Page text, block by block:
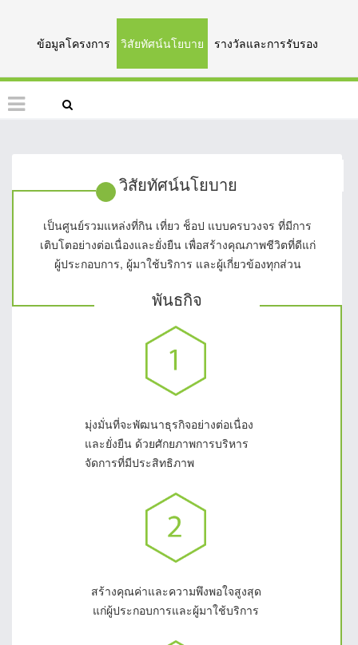
ข้อมูลโครงการ วิสัยทัศน์นโยบาย รางวัลและการรับรอง
วิสัยทัศน์นโยบาย
เป็นศูนย์รวมแหล่งที่กิน เที่ยว ช็อป แบบครบวงจร ที่มีการ
เติบโตอย่างต่อเนื่องและยั่งยืน เพื่อสร้างคุณภาพชีวิตที่ดีแก่
ผู้ประกอบการ, ผู้มาใช้บริการ และผู้เกี่ยวข้องทุกส่วน
พันธกิจ
มุ่งมั่นที่จะพัฒนาธุรกิจอย่างต่อเนื่อง
และยั่งยืน ด้วยศักยภาพการบริหาร
จัดการที่มีประสิทธิภาพ
สร้างคุณค่าและความพึงพอใจสูงสุด
แก่ผู้ประกอบการและผู้มาใช้บริการ